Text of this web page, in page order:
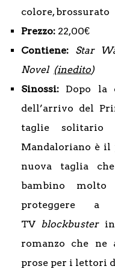
colore, brossurato
Prezzo: 22,00€
Contiene: Star
Novel (inedito)
Sinossi: Dopo la
dell’arrivo del
taglie solitario
Mandaloriano è il
nuova taglia
bambino
proteggere
TV blockbuster
romanzo che ne
prose per i lettori